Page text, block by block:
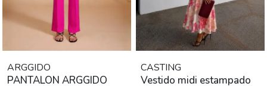
ARGGIDO
PANTALON ARGGIDO
CASTING
Vestido midi estampado